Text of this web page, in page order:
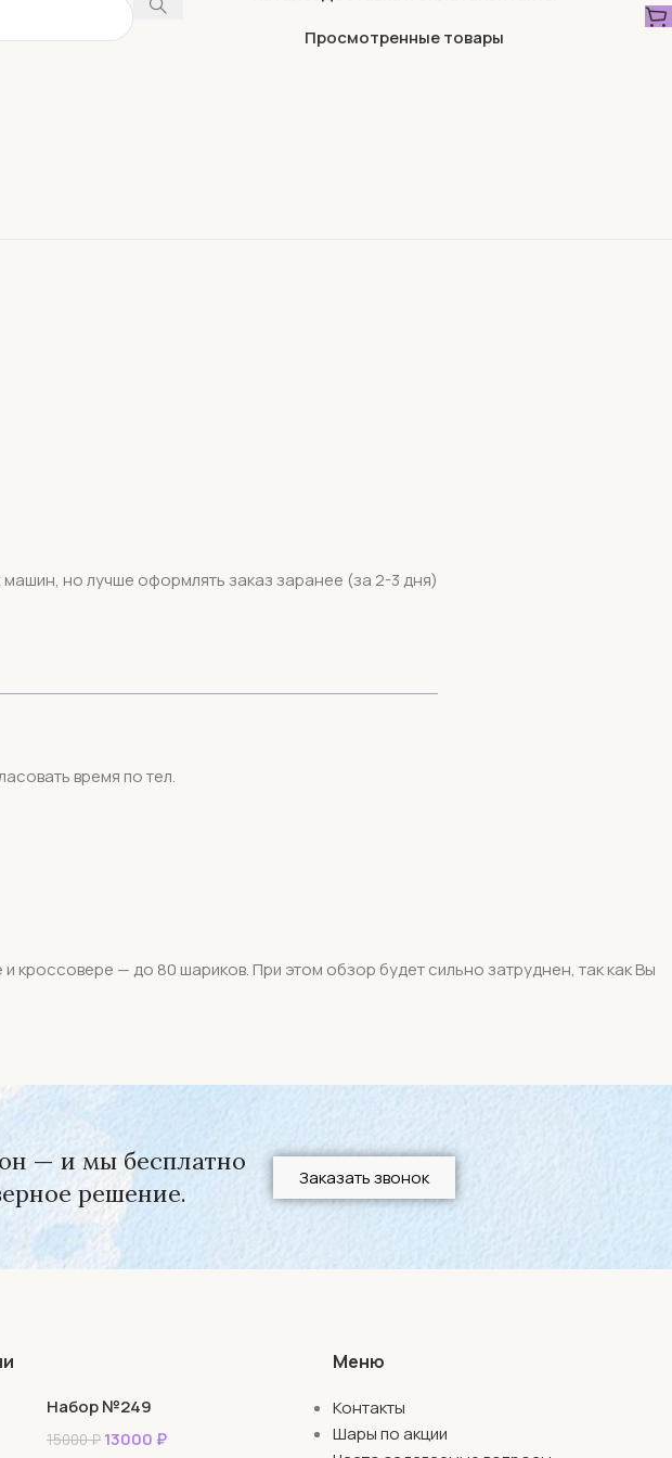
Просмотренные товары
но лучше оформлять заказ заранее (за 2-3 дня)
время по тел.
— до 80 шариков. При этом обзор будет сильно затруднен, так как Вы
— и мы бесплатно
решение.
Заказать звонок
Набор №249
15000₽ 13000 ₽
Меню
Контакты
Шары по акции